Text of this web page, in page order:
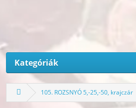
Kategóriák
105. ROZSNYÓ 5,-25,-50, krajczár